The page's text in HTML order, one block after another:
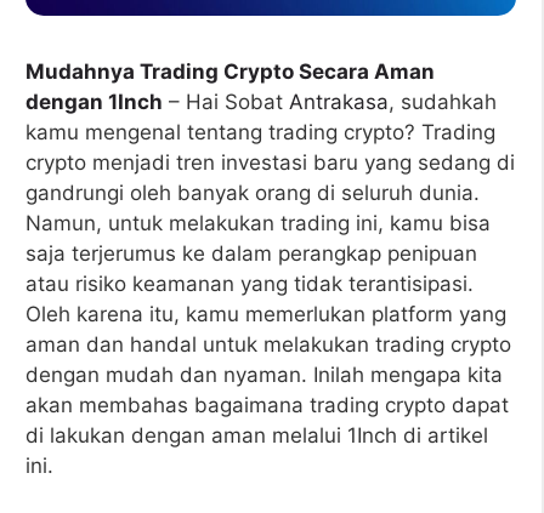
Mudahnya Trading Crypto Secara Aman
dengan 1Inch – Hai Sobat Antrakasa, sudahkah
kamu mengenal tentang trading crypto? Trading
crypto menjadi tren investasi baru yang sedang di
gandrungi oleh banyak orang di seluruh dunia.
Namun, untuk melakukan trading ini, kamu bisa
saja terjerumus ke dalam perangkap penipuan
atau risiko keamanan yang tidak terantisipasi.
Oleh karena itu, kamu memerlukan platform yang
aman dan handal untuk melakukan trading crypto
dengan mudah dan nyaman. Inilah mengapa kita
akan membahas bagaimana trading crypto dapat
di lakukan dengan aman melalui 1Inch di artikel
ini.